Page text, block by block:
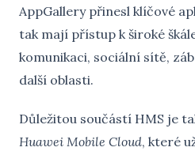
AppGallery přinesl klíčové
tak mají přístup k široké
komunikaci, sociální sítě,
další oblasti.
Důležitou součástí HMS je
Huawei Mobile Cloud, které